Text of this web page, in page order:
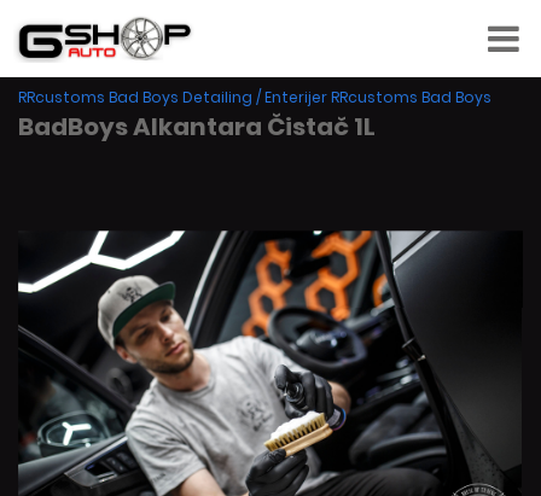
RRcustoms Bad Boys Detailing /Enterijer RRcustoms Bad Boys
BadBoys Alkantara Čistač 1L